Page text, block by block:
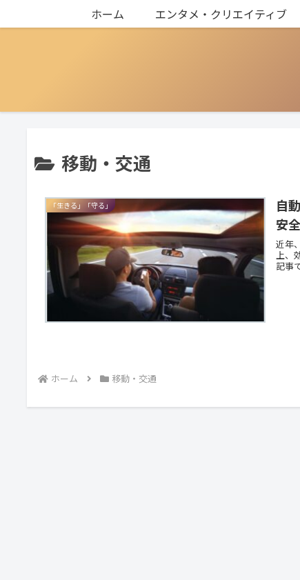
ホーム エンタメ・クリエイティブ
移動・交通
「生きる」「守る」
自
安
近年
上、
記事
ホーム 移動・交通